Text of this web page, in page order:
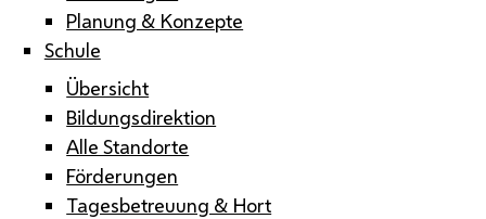
Planung & Konzepte
Schule
Übersicht
Bildungsdirektion
Alle Standorte
Förderungen
Tagesbetreuung & Hort